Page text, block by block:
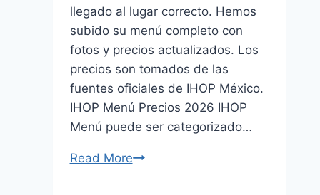
llegado al lugar correcto. Hemos
subido su menú completo con
fotos y precios actualizados. Los
precios son tomados de las
fuentes oficiales de IHOP México.
IHOP Menú Precios 2026 IHOP
Menú puede ser categorizado…
Read MoreIHOP